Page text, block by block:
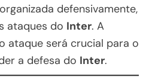
defensivamente,
ataques do Inter. A
ataque será crucial para o
a defesa do Inter.